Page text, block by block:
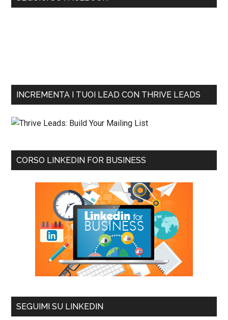
INCREMENTA I TUOI LEAD CON THRIVE LEADS
CORSO LINKEDIN FOR BUSINESS
SEGUIMI SU LINKEDIN